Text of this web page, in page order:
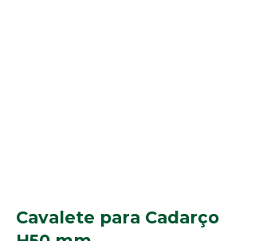
Cavalete para Cadarço